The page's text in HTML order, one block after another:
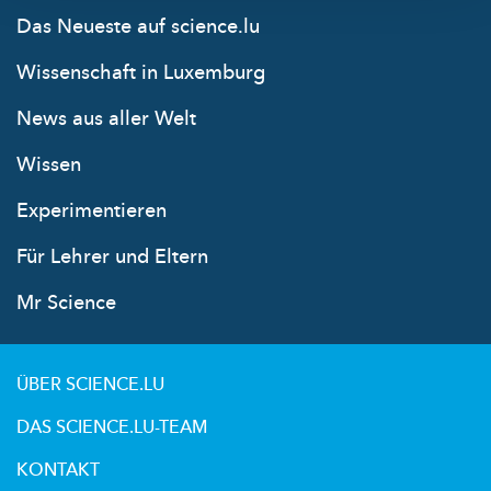
Das Neueste auf science.lu
Wissenschaft in Luxemburg
News aus aller Welt
Wissen
Experimentieren
Für Lehrer und Eltern
Mr Science
ÜBER SCIENCE.LU
DAS SCIENCE.LU-TEAM
KONTAKT